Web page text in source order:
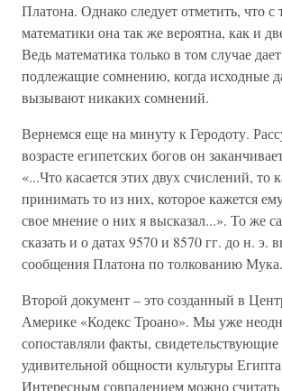
Платона. Однако следует отметить, что с
математики она так же вероятна, как и
Ведь математика только в том случае
подлежащие сомнению, когда исходные
вызывают никаких сомнений.
Вернемся еще на минуту к Геродоту.
возрасте египетских богов он
«...Что касается этих двух счислений,
принимать то из них, которое кажется
свое мнение о них я высказал...». То же
сказать и о датах 9570 и 8570 гг. до н. э.
сообщения Платона по толкованию Мука.
Второй документ – это созданный в
Америке «Кодекс Троано». Мы уже
сопоставляли факты, свидетельствующие
удивительной общности культуры
Интересным совпадением можно считать